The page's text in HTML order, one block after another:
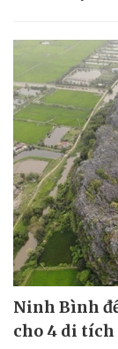
Ninh Bình
cho 4 di tích